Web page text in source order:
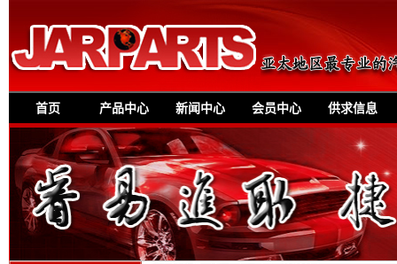
首页 产品中心 新闻中心 会员中心 供求信息